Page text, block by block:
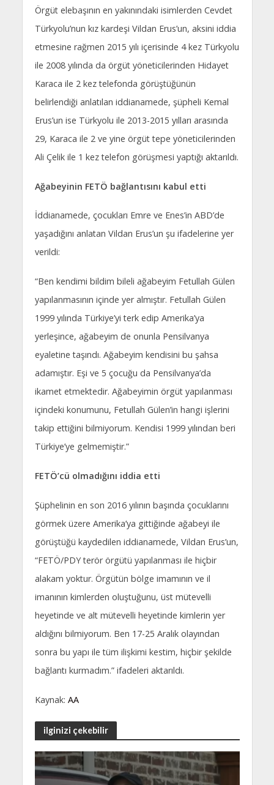
Örgüt elebaşının en yakınındaki isimlerden Cevdet
Türkyolu’nun kız kardeşi Vildan Erus’un, aksini iddia
etmesine rağmen 2015 yılı içerisinde 4 kez Türkyolu
ile 2008 yılında da örgüt yöneticilerinden Hidayet
Karaca ile 2 kez telefonda görüştüğünün
belirlendiği anlatılan iddianamede, şüpheli Kemal
Erus’un ise Türkyolu ile 2013-2015 yılları arasında
29, Karaca ile 2 ve yine örgüt tepe yöneticilerinden
Ali Çelik ile 1 kez telefon görüşmesi yaptığı aktarıldı.
Ağabeyinin FETÖ bağlantısını kabul etti
İddianamede, çocukları Emre ve Enes’in ABD’de
yaşadığını anlatan Vildan Erus’un şu ifadelerine yer
verildi:
“Ben kendimi bildim bileli ağabeyim Fetullah Gülen
yapılanmasının içinde yer almıştır. Fetullah Gülen
1999 yılında Türkiye’yi terk edip Amerika’ya
yerleşince, ağabeyim de onunla Pensilvanya
eyaletine taşındı. Ağabeyim kendisini bu şahsa
adamıştır. Eşi ve 5 çocuğu da Pensilvanya’da
ikamet etmektedir. Ağabeyimin örgüt yapılanması
içindeki konumunu, Fetullah Gülen’in hangi işlerini
takip ettiğini bilmiyorum. Kendisi 1999 yılından beri
Türkiye’ye gelmemiştir.”
FETÖ’cü olmadığını iddia etti
Şüphelinin en son 2016 yılının başında çocuklarını
görmek üzere Amerika’ya gittiğinde ağabeyi ile
görüştüğü kaydedilen iddianamede, Vildan Erus’un,
“FETÖ/PDY terör örgütü yapılanması ile hiçbir
alakam yoktur. Örgütün bölge imamının ve il
imanının kimlerden oluştuğunu, üst mütevelli
heyetinde ve alt mütevelli heyetinde kimlerin yer
aldığını bilmiyorum. Ben 17-25 Aralık olayından
sonra bu yapı ile tüm ilişkimi kestim, hiçbir şekilde
bağlantı kurmadım.” ifadeleri aktarıldı.
Kaynak: AA
ilginizi çekebilir